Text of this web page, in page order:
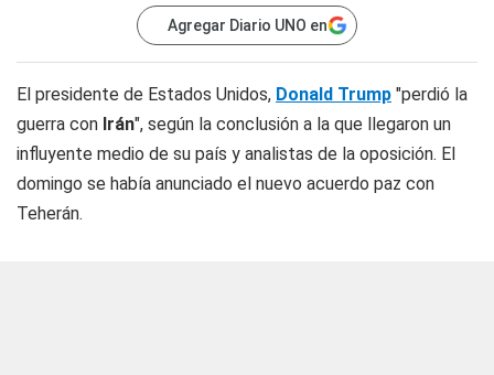
Agregar Diario UNO en
El presidente de Estados Unidos, Donald Trump "perdió la
guerra con Irán", según la conclusión a la que llegaron un
influyente medio de su país y analistas de la oposición. El
domingo se había anunciado el nuevo acuerdo paz con
Teherán.